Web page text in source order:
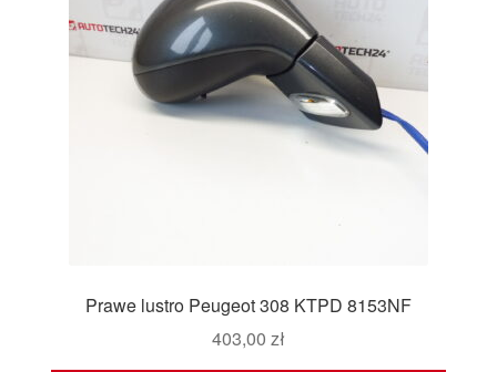
Prawe lustro Peugeot 308 KTPD 8153NF
403,00 zł